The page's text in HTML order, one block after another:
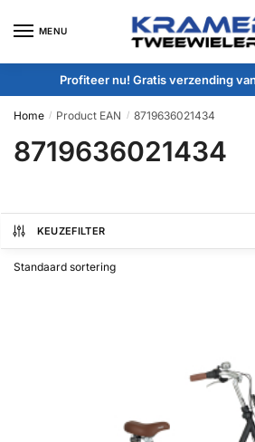
MENU
Profiteer nu! Gratis verzending
Home / Product EAN / 8719636021434
8719636021434
KEUZEFILTER